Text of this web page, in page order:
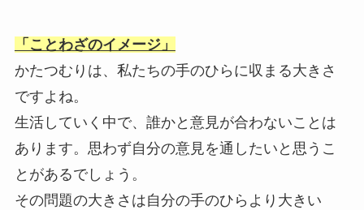
「ことわざのイメージ」
かたつむりは、私たちの手のひらに収まる大きさ
ですよね。
生活していく中で、誰かと意見が合わないことは
あります。思わず自分の意見を通したいと思うこ
とがあるでしょう。
その問題の大きさは自分の手のひらより大きい